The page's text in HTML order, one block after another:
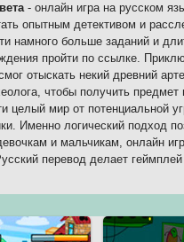
- онлайн игра на русском
опытным детективом и
намного больше заданий и
пройти по ссылке.
отыскать некий древний
чтобы получить
целый мир от потенциальной
Именно логический подход
и мальчикам, онлайн
перевод делает